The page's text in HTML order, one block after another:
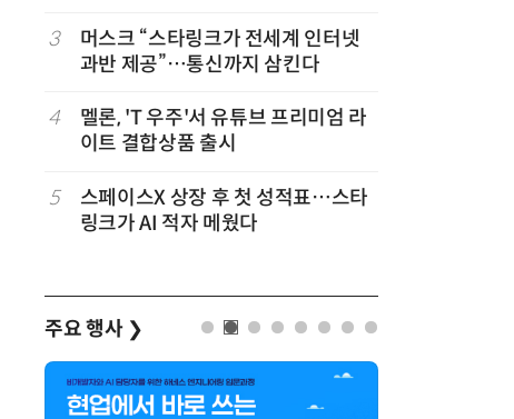
3
머스크 “스타링크가 전세계 인터넷
과반 제공”…통신까지 삼킨다
4
멜론, 'T 우주'서 유튜브 프리미엄 라
이트 결합상품 출시
5
스페이스X 상장 후 첫 성적표…스타
링크가 AI 적자 메웠다
주요 행사 ❯